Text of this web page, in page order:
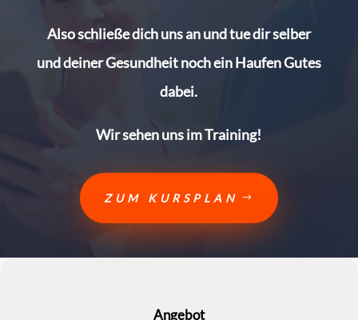
Also schließe dich uns an und tue dir selber
und deiner Gesundheit noch ein Haufen Gutes
dabei.
Wir sehen uns im Training!
ZUM KURSPLAN
Angebot